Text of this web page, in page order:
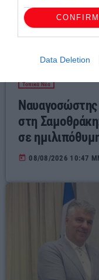
CONFIRM
Data Deletion
Τοπικά Νέα
Ναυαγοσώστης
στη
σε
today 08/08/2026 10:47